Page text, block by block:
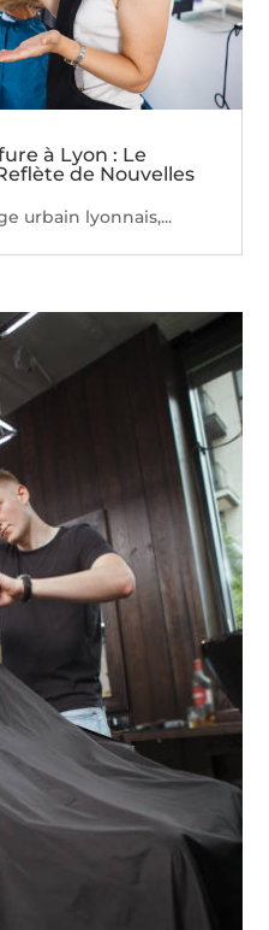
à Lyon : Le
de Nouvelles
urbain lyonnais,...